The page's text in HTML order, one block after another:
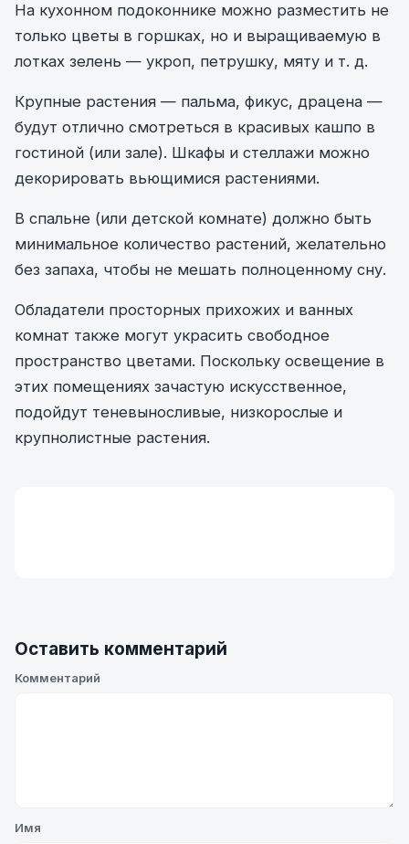
На кухонном подоконнике можно разместить не
только цветы в горшках, но и выращиваемую в
лотках зелень — укроп, петрушку, мяту и т. д.
Крупные растения — пальма, фикус, драцена —
будут отлично смотреться в красивых кашпо в
гостиной (или зале). Шкафы и стеллажи можно
декорировать вьющимися растениями.
В спальне (или детской комнате) должно быть
минимальное количество растений, желательно
без запаха, чтобы не мешать полноценному сну.
Обладатели просторных прихожих и ванных
комнат также могут украсить свободное
пространство цветами. Поскольку освещение в
этих помещениях зачастую искусственное,
подойдут теневыносливые, низкорослые и
крупнолистные растения.
Оставить комментарий
Комментарий
Имя